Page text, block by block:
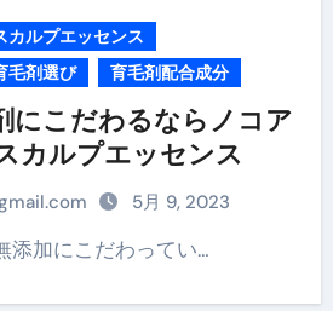
カルプエッセンス
毛剤選び 育毛剤配合成分
にこだわるならノコア
カルプエッセンス
5月 9, 2023
添加にこだわってい…